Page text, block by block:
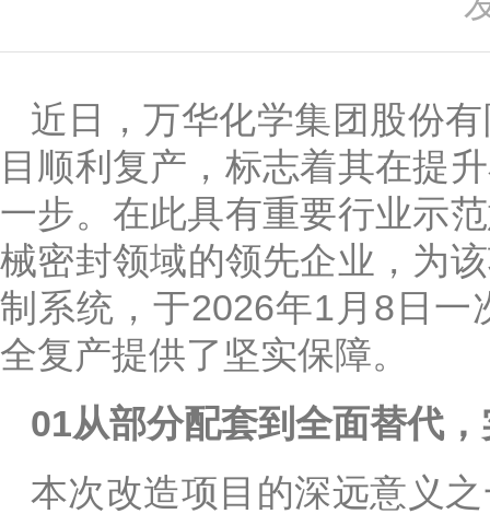
近日，万华化学集团股份
目顺利复产，标志着其在提
一步。在此具有重要行业示
械密封领域的领先企业，为
制系统，于2026年1月8日
全复产提供了坚实保障。
01从部分配套到全面替代
本次改造项目的深远意义